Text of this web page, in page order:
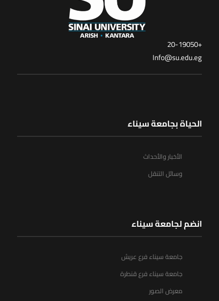
+20-19050
Info@su.edu.eg
الحياة بجامعة سيناء
الأخبار والأحداث
وسائل التنقل
انضم لجامعة سيناء
جامعة سيناء فرع عريش
جامعة سيناء فرع قنطرة
معرض الصور